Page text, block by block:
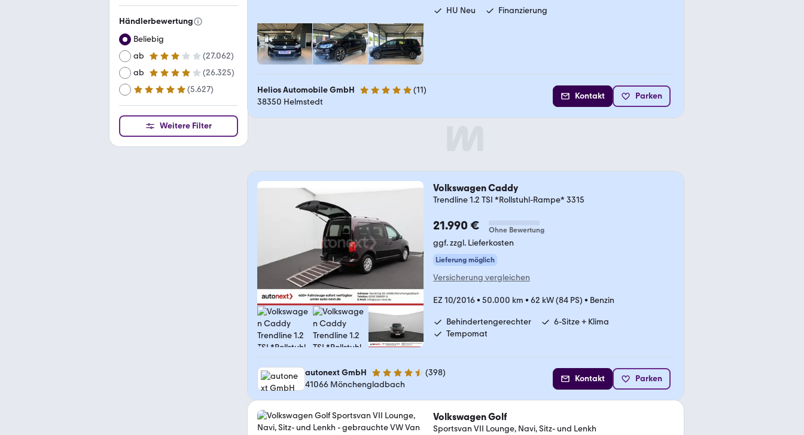
Händlerbewertung
Beliebig
ab
3 Sterne (27.062)
ab
4 Sterne (26.325)
ab
5 Sterne (5.627)
Weitere Filter
HU Neu Finanzierung
Helios Automobile GmbH 4.8 Sterne (11)
38350 Helmstedt
Kontakt Parken
Volkswagen Caddy
Trendline 1.2 TSI *Rollstuhl-Rampe* 3315
21.990 € Ohne Bewertung
ggf. zzgl. Lieferkosten
Lieferung möglich
Versicherung vergleichen
EZ 10/2016• 50.000 km • 62 kW (84 PS) • Benzin
Behindertengerechter
6-Sitze + Klima
Tempomat
autonext GmbH 4.7 Sterne (398)
41066 Mönchengladbach
Kontakt Parken
Volkswagen Golf
Sportsvan VII Lounge, Navi, Sitz- und Lenkh